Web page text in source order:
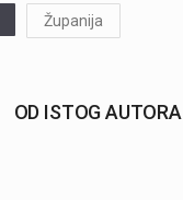
Županija
OD ISTOG AUTORA